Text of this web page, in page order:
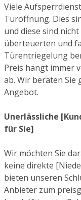
Viele
Türöffnung. Dies
und diese sind
überteuerten und
Türentriegelung
Preis hängt immer
ab. Wir beraten Sie
Angebot.
Unerlässliche
für Sie]
Wir möchten Sie
keine direkte
bieten unseren
Anbieter zum